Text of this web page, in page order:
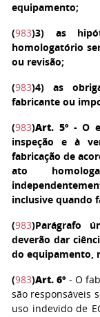
equipamento;
(983)3) as
homologatório
ou revisão;
(983)4) as
fabricante ou
(983)Art. 5º- O
inspeção e à
fabricação de
ato
inclusive quando
(983)Parágrafo
deverão dar
do equipamento,
(983)Art. 6º- O
são responsáveis
uso indevido de